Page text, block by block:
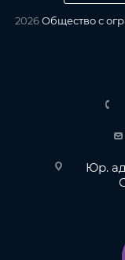
2026Общество с
Юр.